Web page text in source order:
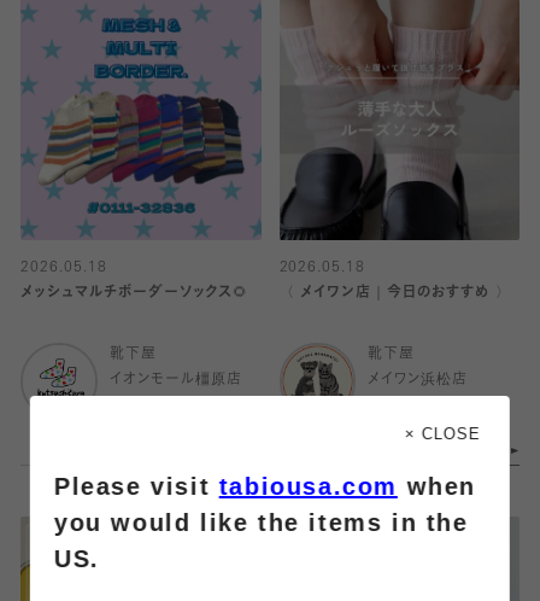
2026.05.18
メッシュマルチボーダーソックス🌻
靴下屋
イオンモール橿原店
2026.05.18
〈 メイワン店｜今日のおすすめ 〉
靴下屋
メイワン浜松店
× CLOSE
Please visittabiousa.com when
you would like the items in the
US.